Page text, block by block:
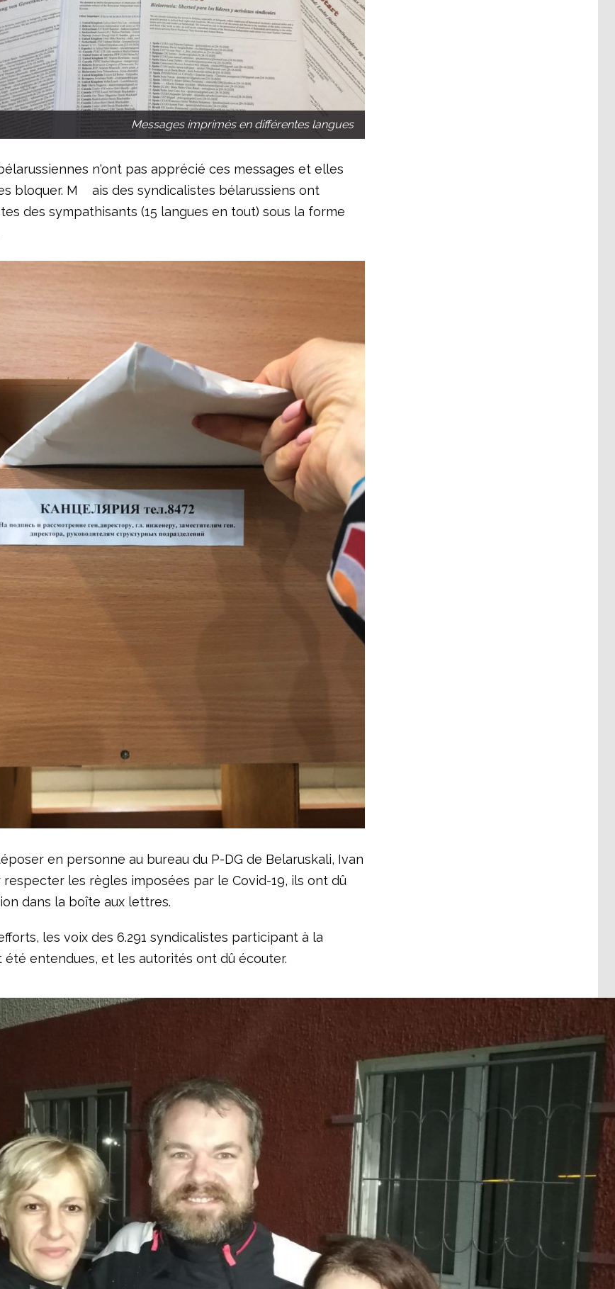
Messages imprimés en différentes langues
n'ont pas apprécié ces messages et elles
bloquer. M ais des syndicalistes bélarussiens ont
des sympathisants (15 langues en tout) sous la forme
en personne au bureau du P-DG de Belaruskali, Ivan
respecter les règles imposées par le Covid-19, ils ont dû
dans la boîte aux lettres.
les voix des 6.291 syndicalistes participant à la
été entendues, et les autorités ont dû écouter.